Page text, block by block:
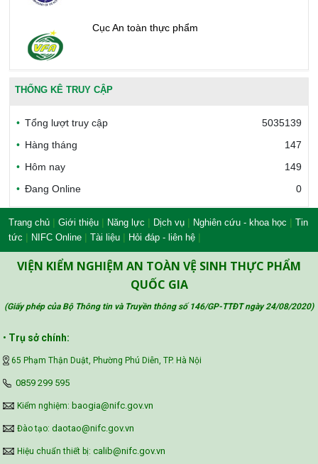
Cục An toàn thực phẩm
Văn phòng công nhận chất lượng
Công đoàn Y tế Việt Nam
Safe Food for Growth Project (SAFEGRO)
Vietnam Center for Food Safety Risk
THỐNG KÊ TRUY CẬP
Tổng lượt truy cập
5035139
Hàng tháng
147
Hôm nay
149
Đang Online
0
Trang chủ | Giới thiệu | Năng lực | Dịch vụ | Nghiên cứu - khoa học | Tin
tức | NIFC Online | Tài liệu | Hỏi đáp - liên hệ |
VIỆN KIỂM NGHIỆM AN TOÀN VỆ SINH THỰC PHẨM
QUỐC GIA
(Giấy phép của Bộ Thông tin và Truyền thông số 146/GP-TTĐT ngày 24/08/2020)
• Trụ sở chính:
65 Phạm Thận Duật, Phường Phú Diễn, TP. Hà Nội
‪0859 299 595‬
Kiểm nghiệm: baogia@nifc.gov.vn
Đào tạo: daotao@nifc.gov.vn
Hiệu chuẩn thiết bị: calib@nifc.gov.vn